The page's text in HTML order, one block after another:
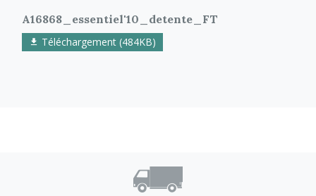
A16868_essentiel'10_detente_FT
Téléchargement (484KB)